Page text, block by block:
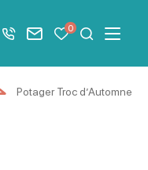
navigation du mode éco
+33 5 46 08 21 00
Nous contacter
Mes favoris
0 JeMenu
Potager Troc d’Automne